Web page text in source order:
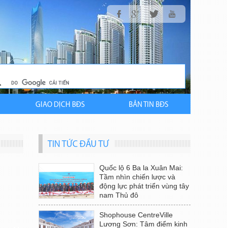
GIAO DỊCH BĐS BẢN TIN BĐS
TIN TỨC ĐẦU TƯ
Quốc lộ 6 Ba la Xuân Mai:
Tầm nhìn chiến lược và
động lực phát triển vùng tây
nam Thủ đô
Shophouse CentreVille
Lương Sơn: Tâm điểm kinh